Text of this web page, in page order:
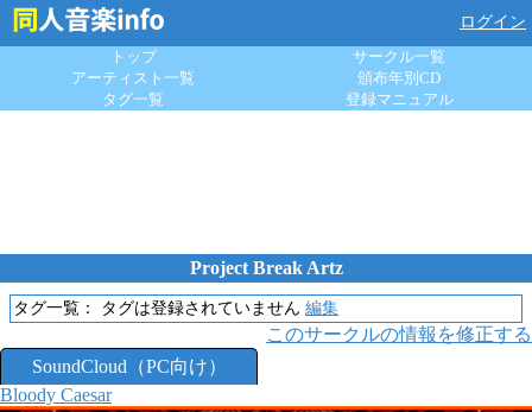
ログイン
トップ
サークル一覧
アーティスト一覧
頒布年別CD
タグ一覧
登録マニュアル
Project Break Artz
タグ一覧： タグは登録されていません 編集
このサークルの情報を修正する
SoundCloud（PC向け）
Bloody Caesar